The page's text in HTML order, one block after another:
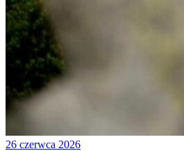
26 czerwca 2026